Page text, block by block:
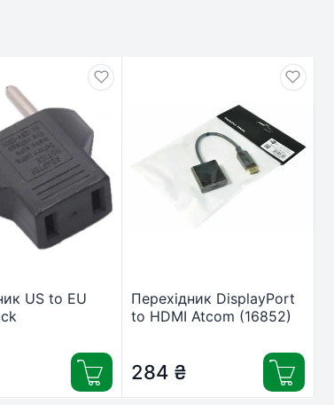
US to EU
Перехідник DisplayPort
to HDMI Atcom (16852)
284 ₴